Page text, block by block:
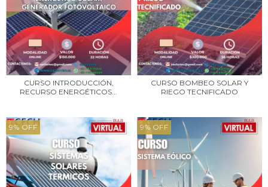
CURSO INTRODUCCIÓN,
RECURSO ENERGÉTICOS...
CURSO BOMBEO SOLAR Y
RIEGO TECNIFICADO
9% OFF 9% OFF